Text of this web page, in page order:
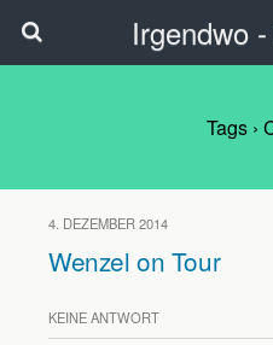
Irgendwo
Tags ›
4. DEZEMBER 2014
Wenzel on Tour
KEINE ANTWORT